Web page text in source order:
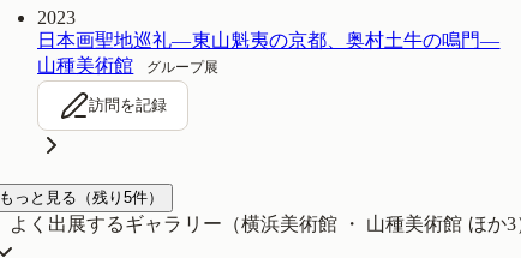
2023
日本画聖地巡礼―東山魁夷の京都、奥村土牛の鳴門―
山種美術館
グループ展
訪問を記録
もっと見る （残り 5件）
よく出展するギャラリー（横浜美術館 ・ 山種美術館 ほか3